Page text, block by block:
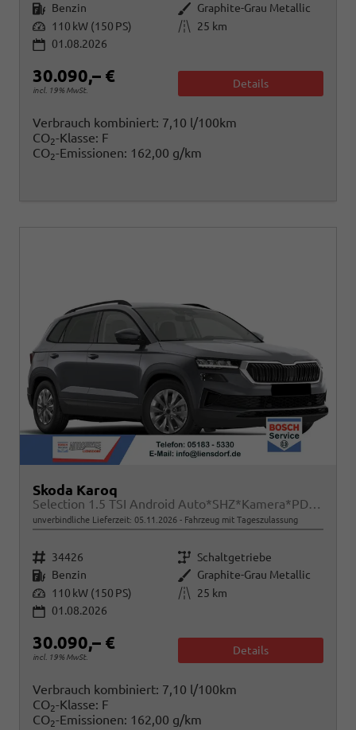
Kraftstoff Benzin Außenfarbe Graphite-Grau Metallic
Leistung 110 kW (150 PS) Kilometerstand
25 km
01.08.2026
30.090,– €
incl. 19% MwSt.
Details
Verbrauch kombiniert: 7,10 l/100km
CO2-Klasse: F
CO2-Emissionen: 162,00 g/km
Skoda Karoq
Selection 1.5 TSI Android Auto*SHZ*Kamera*PDC v/h*Klimaauto*SUNSET*LED
unverbindliche Lieferzeit: 05.11.2026 Fahrzeug mit Tageszulassung
Fahrzeugnr. 34426 Getriebe Schaltgetriebe
Kraftstoff Benzin Außenfarbe Graphite-Grau Metallic
Leistung 110 kW (150 PS) Kilometerstand
25 km
01.08.2026
30.090,– €
incl. 19% MwSt.
Details
Verbrauch kombiniert: 7,10 l/100km
CO2-Klasse: F
CO2-Emissionen: 162,00 g/km